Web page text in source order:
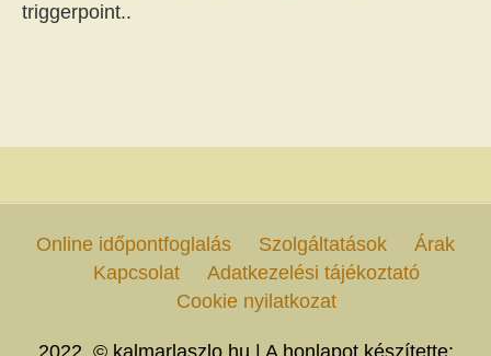
triggerpoint..
Online időpontfoglalás Szolgáltatások
Árak
Kapcsolat
Adatkezelési tájékoztató
Cookie nyilatkozat
2022. © kalmarlaszlo.hu | A honlapot készítette: